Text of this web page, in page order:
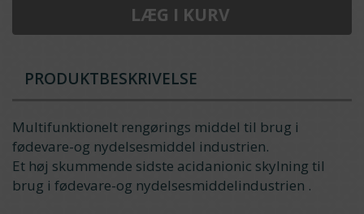
LÆG I KURV
PRODUKTBESKRIVELSE
Multifunktionelt rengørings middel til brug i
fødevare-og nydelsesmiddel industrien.
Et høj skummende sidste acidanionic skylning til
brug i fødevare-og nydelsesmiddelindustrien .